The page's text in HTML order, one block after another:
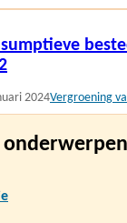
2024Vergroening